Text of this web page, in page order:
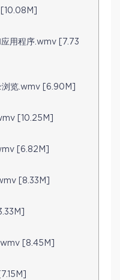
用程序.wmv [7.73
览.wmv [6.90M]
[10.25M]
[6.82M]
[8.33M]
[8.45M]